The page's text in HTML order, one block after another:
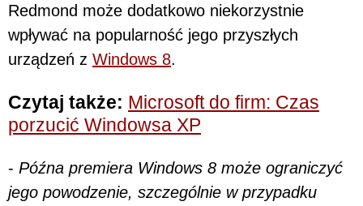
Redmond może dodatkowo niekorzystnie
wpływać na popularność jego przyszłych
urządzeń z Windows 8.
Czytaj także: Microsoft do firm: Czas
porzucić Windowsa XP
- Późna premiera Windows 8 może ograniczyć
jego powodzenie, szczególnie w przypadku